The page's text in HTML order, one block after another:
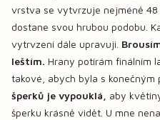
vrstva se vytvrzuje nejméně
dostane svou hrubou podobu.
vytrvzení dále upravuji.
leštím. Hrany potírám finálním
takové, abych byla s konečným
šperků je vypouklá,
aby
šperku krásně vidět. U mne